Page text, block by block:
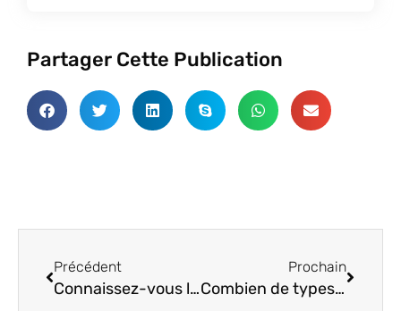
Partager Cette Publication
Précédent
Connaissez-vous les tissus grattés ?
Prochain
Combien de types de tissus en fibres recyclées existe-t-il ?